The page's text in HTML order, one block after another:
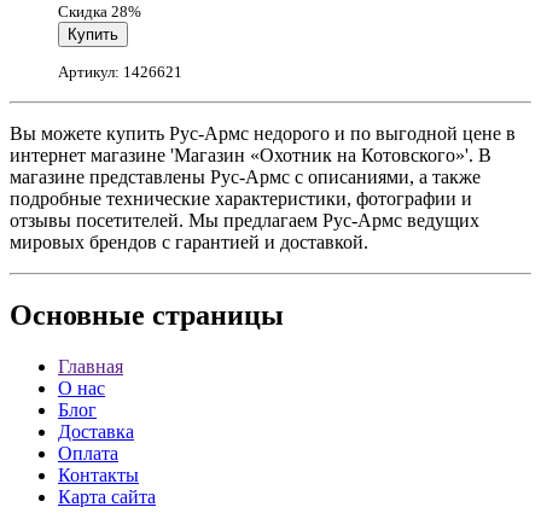
Скидка 28%
Артикул: 1426621
Вы можете купить Рус-Армс недорого и по выгодной цене в
интернет магазине 'Магазин «Охотник на Котовского»'. В
магазине представлены Рус-Армс с описаниями, а также
подробные технические характеристики, фотографии и
отзывы посетителей. Мы предлагаем Рус-Армс ведущих
мировых брендов с гарантией и доставкой.
Основные страницы
Главная
О нас
Блог
Доставка
Оплата
Контакты
Карта сайта